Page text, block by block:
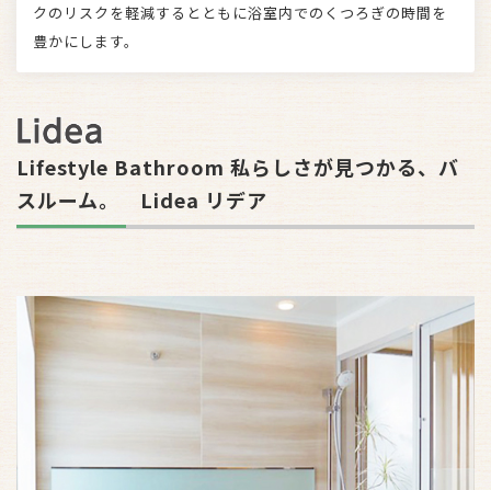
クのリスクを軽減するとともに浴室内でのくつろぎの時間を
豊かにします。
Lifestyle Bathroom 私らしさが見つかる、バ
スルーム。 Lidea リデア